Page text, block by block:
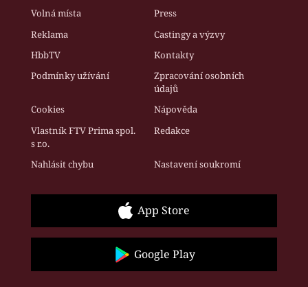
Volná místa
Press
Reklama
Castingy a výzvy
HbbTV
Kontakty
Podmínky užívání
Zpracování osobních
údajů
Cookies
Nápověda
Vlastník FTV Prima spol.
s r.o.
Redakce
Nahlásit chybu Nastavení soukromí
App Store
Google Play